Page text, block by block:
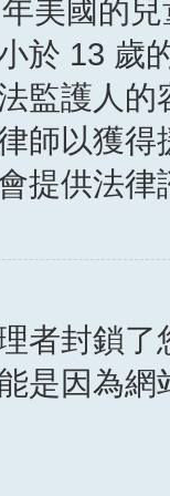
美國的
於 13 歲
監護人
師以獲
提供法
者封鎖
是因為